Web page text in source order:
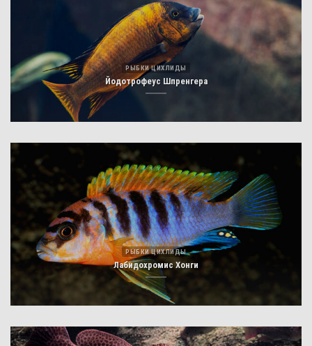
РЫБКИ ЦИХЛИДЫ
Йодотрофеус Шпренгера
РЫБКИ ЦИХЛИДЫ
Лабидохромис Хонги